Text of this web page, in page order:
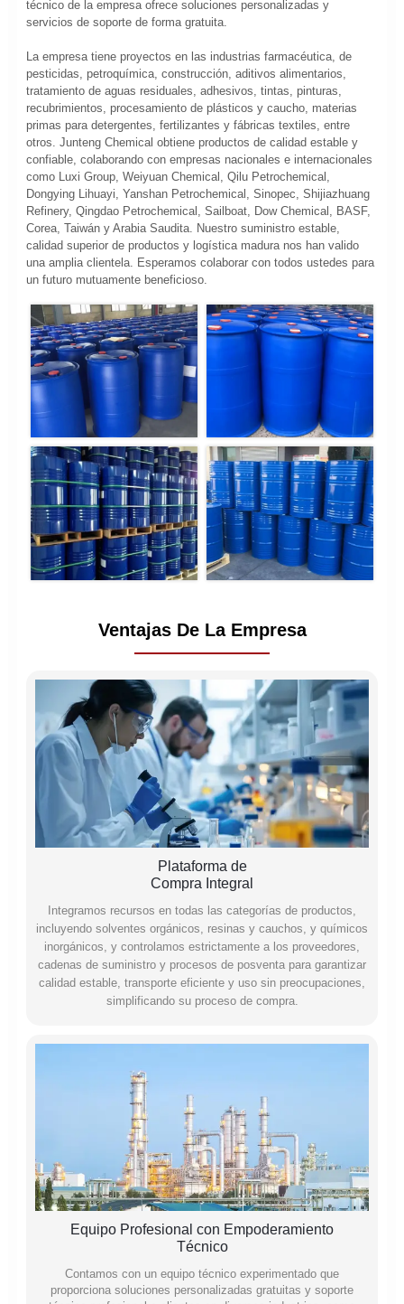
técnico de la empresa ofrece soluciones personalizadas y
servicios de soporte de forma gratuita.
La empresa tiene proyectos en las industrias farmacéutica, de
pesticidas, petroquímica, construcción, aditivos alimentarios,
tratamiento de aguas residuales, adhesivos, tintas, pinturas,
recubrimientos, procesamiento de plásticos y caucho, materias
primas para detergentes, fertilizantes y fábricas textiles, entre
otros. Junteng Chemical obtiene productos de calidad estable y
confiable, colaborando con empresas nacionales e internacionales
como Luxi Group, Weiyuan Chemical, Qilu Petrochemical,
Dongying Lihuayi, Yanshan Petrochemical, Sinopec, Shijiazhuang
Refinery, Qingdao Petrochemical, Sailboat, Dow Chemical, BASF,
Corea, Taiwán y Arabia Saudita. Nuestro suministro estable,
calidad superior de productos y logística madura nos han valido
una amplia clientela. Esperamos colaborar con todos ustedes para
un futuro mutuamente beneficioso.
Ventajas De La Empresa
Plataforma de
Compra Integral
Integramos recursos en todas las categorías de productos,
incluyendo solventes orgánicos, resinas y cauchos, y químicos
inorgánicos, y controlamos estrictamente a los proveedores,
cadenas de suministro y procesos de posventa para garantizar
calidad estable, transporte eficiente y uso sin preocupaciones,
simplificando su proceso de compra.
Equipo Profesional con Empoderamiento
Técnico
Contamos con un equipo técnico experimentado que
proporciona soluciones personalizadas gratuitas y soporte